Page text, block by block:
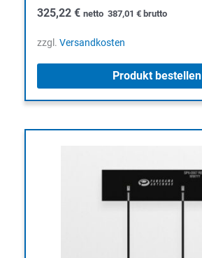
325,22 € netto 387,01 € brutto
zzgl. Versandkosten
Produkt bestellen